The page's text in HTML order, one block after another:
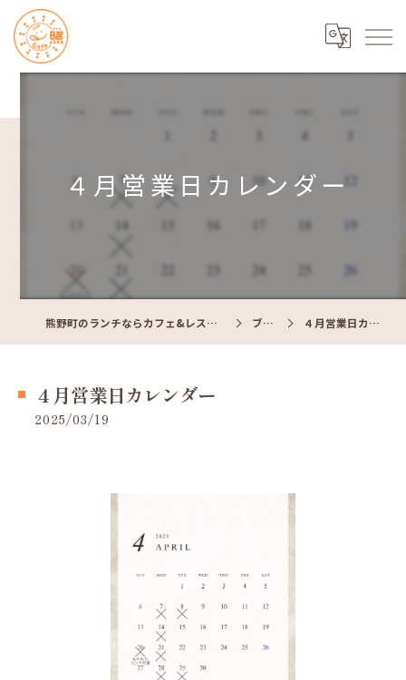
４月営業日カレンダー
熊野町のランチならカフェ&レストラン Cafe照 ブログ ４月営業日カレンダー
４月営業日カレンダー
2025/03/19